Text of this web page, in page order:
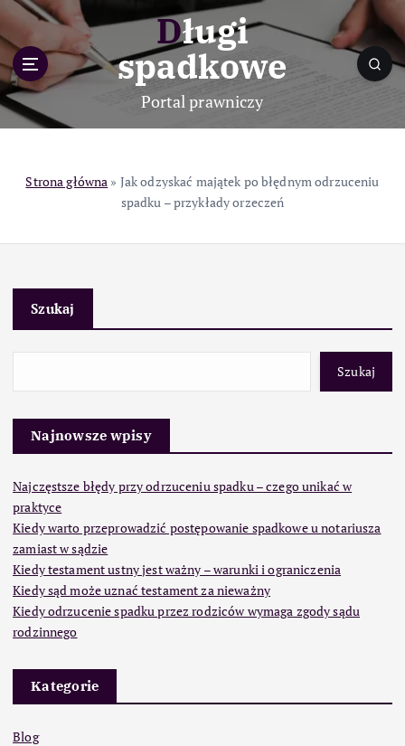
p
o
c
Długi
spadkowe
Portal prawniczy
Strona główna » Jak odzyskać majątek po błędnym odrzuceniu
spadku – przykłady orzeczeń
Szukaj
Szukaj
Najnowsze wpisy
Najczęstsze błędy przy odrzuceniu spadku – czego unikać w
praktyce
Kiedy warto przeprowadzić postępowanie spadkowe u notariusza
zamiast w sądzie
Kiedy testament ustny jest ważny – warunki i ograniczenia
Kiedy sąd może uznać testament za nieważny
Kiedy odrzucenie spadku przez rodziców wymaga zgody sądu
rodzinnego
Kategorie
Blog